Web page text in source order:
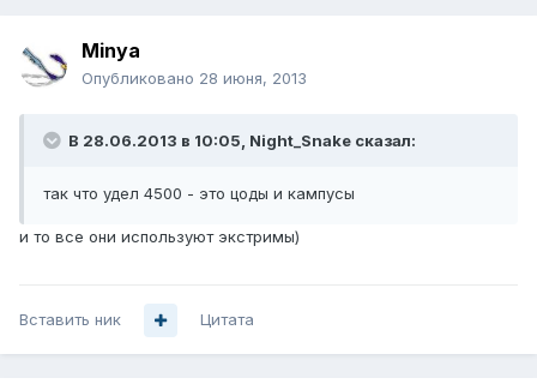
Minya
Опубликовано 28 июня, 2013
В 28.06.2013 в 10:05, Night_Snake сказал:
так что удел 4500 - это цоды и кампусы
и то все они используют экстримы)
Вставить ник Цитата